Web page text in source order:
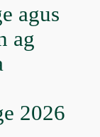
agus
ag
2026